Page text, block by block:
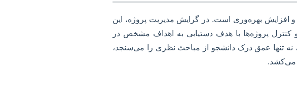
و افزایش بهره‌وری است. در گرایش مدیریت پروژه، این
و کنترل پروژه‌ها با هدف دستیابی به اهداف مشخص در
نه تنها عمق درک دانشجو از مباحث نظری را می‌سنجد،
می‌کشد.